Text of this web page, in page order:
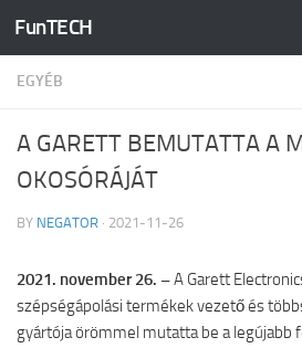
Skip to content
FunTECH
EGYÉB
A GARETT BEMUTATTA A
OKOSÓRÁJÁT
BY NEGATOR · 2021-11-26
2021. november 26. –A Garett
szépségápolási termékek vezető és
gyártója örömmel mutatta be a legújabb